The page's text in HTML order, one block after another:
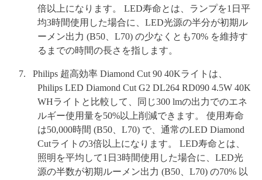
倍以上になります。 LED寿命とは、ランプを1日平
均3時間使用した場合に、LED光源の半分が初期ル
ーメン出力 (B50、L70) の少なくとも70% を維持す
るまでの時間の長さを指します。
Philips 超高効率 Diamond Cut 90 40Kライトは、
Philips LED Diamond Cut G2 DL264 RD090 4.5W 40K
WHライトと比較して、同じ300 lmの出力でのエネ
ルギー使用量を50%以上削減できます。 使用寿命
は50,000時間 (B50、L70) で、通常のLED Diamond
Cutライトの3倍以上になります。 LED寿命とは、
照明を平均して1日3時間使用した場合に、LED光
源の半数が初期ルーメン出力 (B50、L70) の70% 以